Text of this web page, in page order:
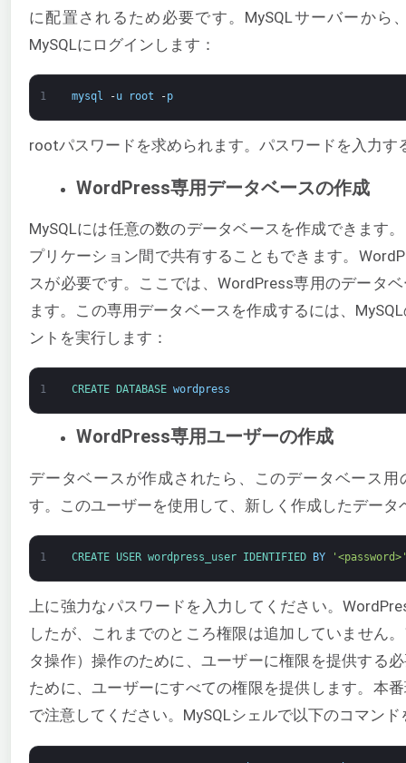
に配置されるため必要です。MySQLサーバーから
MySQLにログインします：
1 mysql -u root -p
rootパスワードを求められます。パスワードを入力す
WordPress専用データベースの作成
MySQLには任意の数のデータベースを作成できます
プリケーション間で共有することもできます。
スが必要です。ここでは、WordPress専用のデータ
ます。この専用データベースを作成するには、
ントを実行します：
1 CREATE DATABASE wordpress
WordPress専用ユーザーの作成
データベースが作成されたら、このデータベース
す。このユーザーを使用して、新しく作成したデータ
1 CREATE USER wordpress_user IDENTIFIED BY
上に強力なパスワードを入力してください。
したが、これまでのところ権限は追加していません
タ操作）操作のために、ユーザーに権限を提供する
ために、ユーザーにすべての権限を提供します。本
で注意してください。MySQLシェルで以下のコマン